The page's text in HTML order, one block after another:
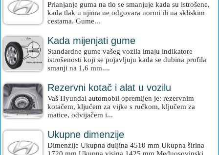
Prianjanje guma na tlo se smanjuje kada su istrošene,
kada tlak u njima ne odgovara normi ili na skliskim
cestama. Gume...
Kada mijenjati gume
Standardne gume vašeg vozila imaju indikatore
istrošenosti koji se pojavljuju kada se dubina profila
smanji na 1,6 mm....
Rezervni kotač i alat u vozilu
Vaš Hyundai automobil opremljen je: rezervnim
kotačem, ključem za vijke s ručkom, ključem za
matice, odvijačem i...
Ukupne dimenzije
Dimenzije Ukupna duljina 4510 mm Ukupna širina